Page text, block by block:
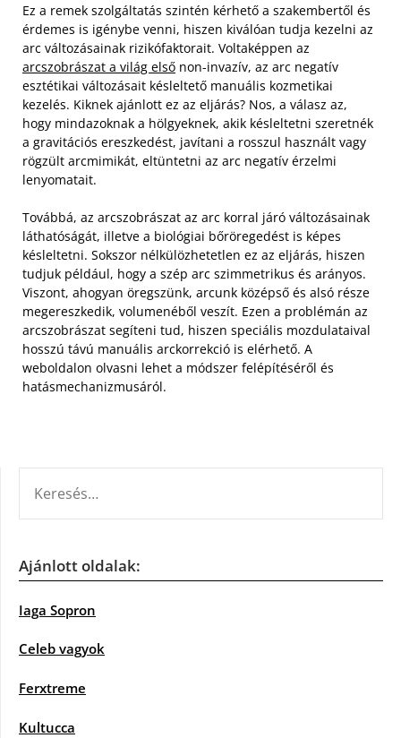
Ez a remek szolgáltatás szintén kérhető a szakembertől és
érdemes is igénybe venni, hiszen kiválóan tudja kezelni az
arc változásainak rizikófaktorait. Voltaképpen az
arcszobrászat a világ első non-invazív, az arc negatív
esztétikai változásait késleltető manuális kozmetikai
kezelés. Kiknek ajánlott ez az eljárás? Nos, a válasz az,
hogy mindazoknak a hölgyeknek, akik késleltetni szeretnék
a gravitációs ereszkedést, javítani a rosszul használt vagy
rögzült arcmimikát, eltüntetni az arc negatív érzelmi
lenyomatait.
Továbbá, az arcszobrászat az arc korral járó változásainak
láthatóságát, illetve a biológiai bőröregedést is képes
késleltetni. Sokszor nélkülözhetetlen ez az eljárás, hiszen
tudjuk például, hogy a szép arc szimmetrikus és arányos.
Viszont, ahogyan öregszünk, arcunk középső és alsó része
megereszkedik, volumenéből veszít. Ezen a problémán az
arcszobrászat segíteni tud, hiszen speciális mozdulataival
hosszú távú manuális arckorrekció is elérhető. A
weboldalon olvasni lehet a módszer felépítéséről és
hatásmechanizmusáról.
Ajánlott oldalak:
Iaga Sopron
Celeb vagyok
Ferxtreme
Kultucca